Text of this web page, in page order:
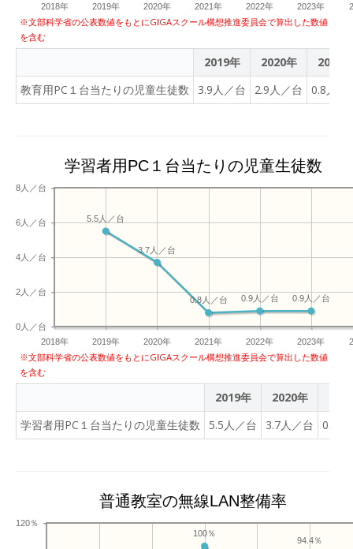
2018年 2019年 2020年 2021年 2022年 2023年
※文部科学省の公表数値をもとにGIGAスクール構想推進委員会で算出した数値
を含む
2019年 2020年
2021年
教育用PC１台当たりの児童生徒数
3.9人／台 2.9人／台 0.8人／
学習者用PC１台当たりの児童生徒数
2018年 2019年 2020年 2021年 2022年 2023年
0人／台
2人／台
4人／台
6人／台
8人／台
0.9人／台
0.9人／台
0.8人／台
3.7人／台
5.5人／台
※文部科学省の公表数値をもとにGIGAスクール構想推進委員会で算出した数値
を含む
2019年 2020年
学習者用PC１台当たりの児童生徒数
5.5人／台 3.7人／台 0.8人
普通教室の無線LAN整備率
120％
94.4％
100％